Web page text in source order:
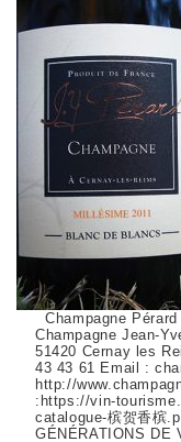
Champagne
Champagne Jean-
51420 Cernay les
43 43 61 Email :
http://
:https://vin-
catalogue-槟贺香槟
GÉNÉRATIONS DE